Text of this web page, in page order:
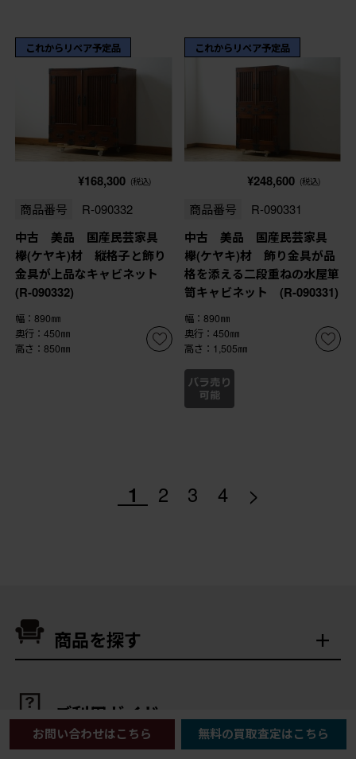
これからリペア予定品
¥168,300 (税込)
商品番号 R-090332
中古 美品 国産民芸家具
欅(ケヤキ)材 縦格子と飾り
金具が上品なキャビネット
(R-090332)
幅：890㎜
奥行：450㎜
高さ：850㎜
これからリペア予定品
¥248,600 (税込)
商品番号 R-090331
中古 美品 国産民芸家具
欅(ケヤキ)材 飾り金具が品
格を添える二段重ねの水屋箪
笥キャビネット (R-090331)
幅：890㎜
奥行：450㎜
高さ：1,505㎜
1 2 3 4 >
商品を探す
ご利用ガイド
お問い合わせはこちら 無料の買取査定はこちら